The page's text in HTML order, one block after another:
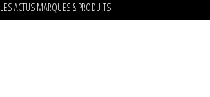
LES ACTUS MARQUES & PRODUITS